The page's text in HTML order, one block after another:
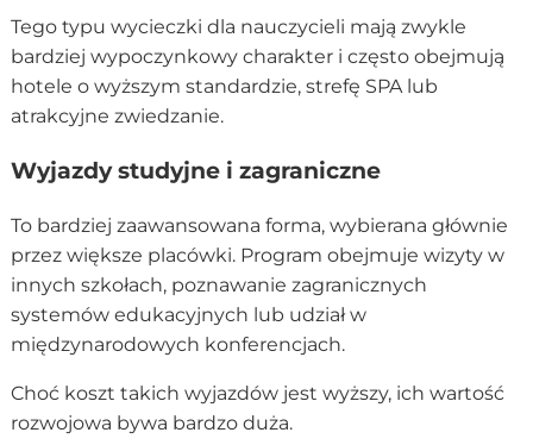
Tego typu wycieczki dla nauczycieli mają zwykle
bardziej wypoczynkowy charakter i często obejmują
hotele o wyższym standardzie, strefę SPA lub
atrakcyjne zwiedzanie.
Wyjazdy studyjne i zagraniczne
To bardziej zaawansowana forma, wybierana głównie
przez większe placówki. Program obejmuje wizyty w
innych szkołach, poznawanie zagranicznych
systemów edukacyjnych lub udział w
międzynarodowych konferencjach.
Choć koszt takich wyjazdów jest wyższy, ich wartość
rozwojowa bywa bardzo duża.